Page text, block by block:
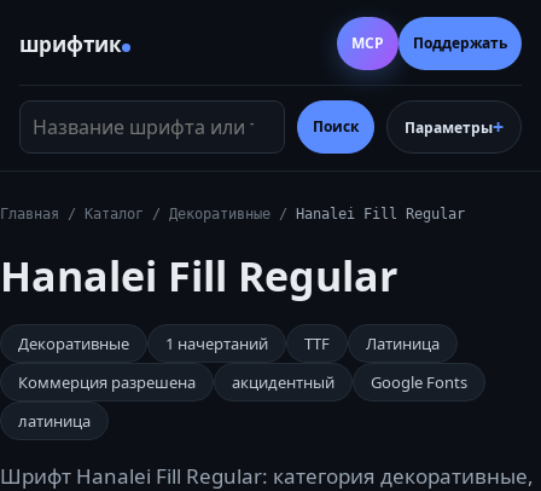
шрифтик
Название шрифта или тег
Поиск Параметры
MCP Поддержать
Главная / Каталог / Декоративные / Hanalei Fill Regular
Hanalei Fill Regular
Декоративные 1 начертаний TTF
Латиница
Коммерция разрешена
акцидентный
Google Fonts
латиница
Шрифт Hanalei Fill Regular: категория декоративные,